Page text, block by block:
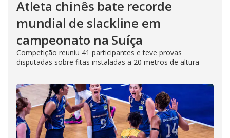
Atleta chinês bate recorde
mundial de slackline em
campeonato na Suíça
Competição reuniu 41 participantes e teve provas
disputadas sobre fitas instaladas a 20 metros de altura